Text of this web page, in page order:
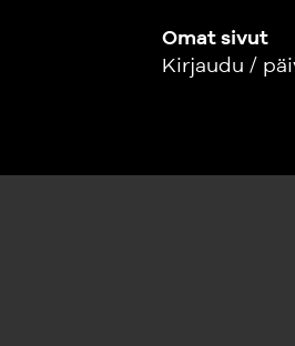
Omat sivut
Kirjaudu /